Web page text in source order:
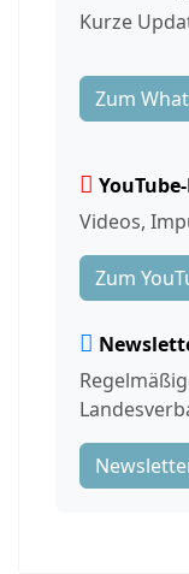
Kurze
Zum
Videos,
Zum